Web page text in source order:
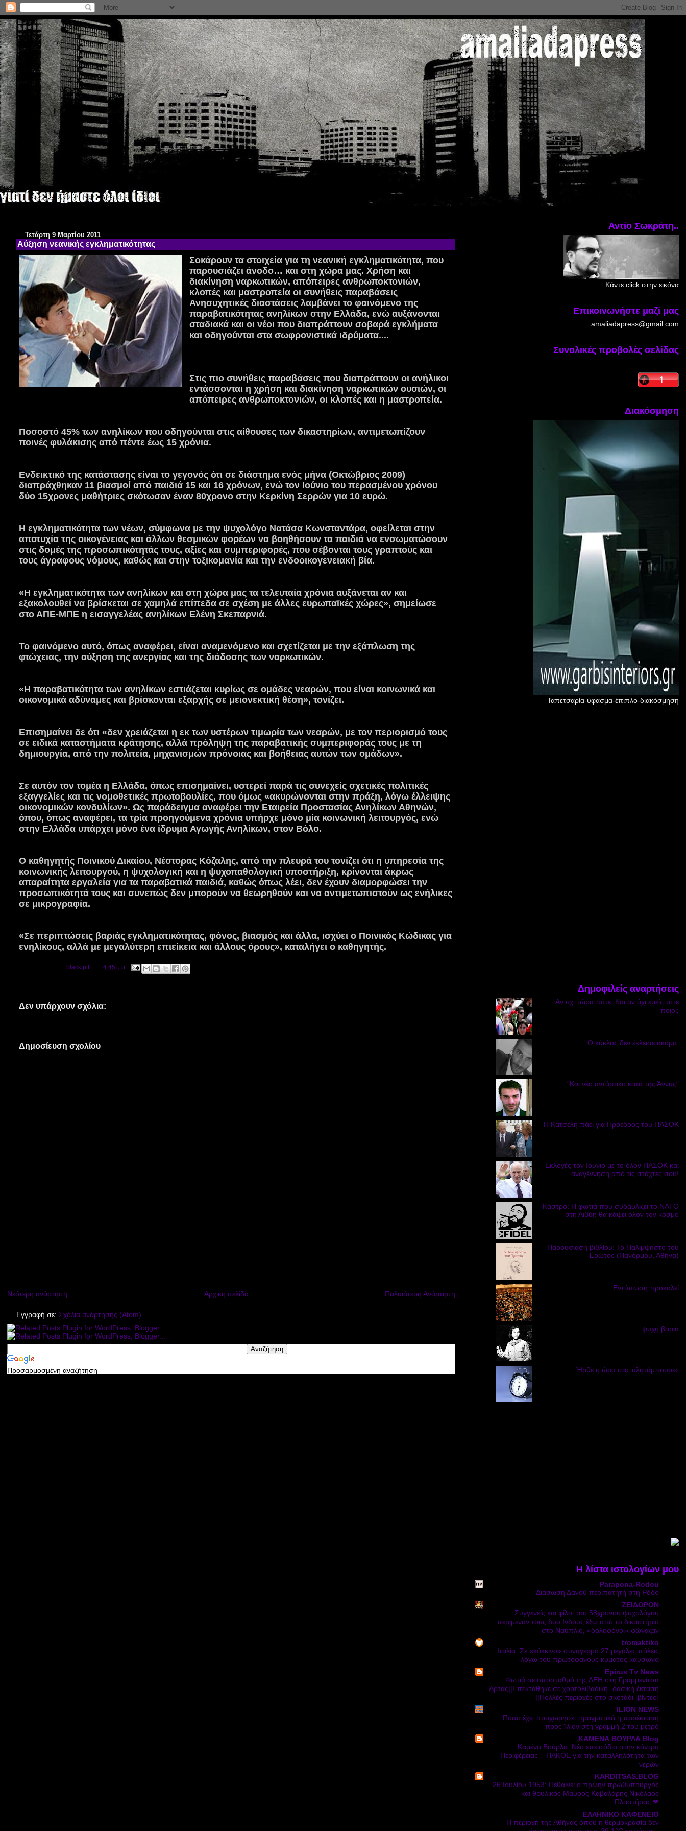
Τετάρτη 9 Μαρτίου 2011
Αύξηση νεανικής εγκληματικότητας
Σοκάρουν τα στοιχεία για τη νεανική εγκληματικότητα, που
παρουσιάζει άνοδο… και στη χώρα μας. Χρήση και
διακίνηση ναρκωτικών, απόπειρες ανθρωποκτονιών,
κλοπές και μαστροπεία οι συνήθεις παραβάσεις
Ανησυχητικές διαστάσεις λαμβάνει το φαινόμενο της
παραβατικότητας ανηλίκων στην Ελλάδα, ενώ αυξάνονται
σταδιακά και οι νέοι που διαπράττουν σοβαρά εγκλήματα
και οδηγούνται στα σωφρονιστικά ιδρύματα....
Στις πιο συνήθεις παραβάσεις που διαπράττουν οι ανήλικοι
εντάσσονται η χρήση και διακίνηση ναρκωτικών ουσιών, οι
απόπειρες ανθρωποκτονιών, οι κλοπές και η μαστροπεία.
Ποσοστό 45% των ανηλίκων που οδηγούνται στις αίθουσες των δικαστηρίων, αντιμετωπίζουν
ποινές φυλάκισης από πέντε έως 15 χρόνια.
Ενδεικτικό της κατάστασης είναι το γεγονός ότι σε διάστημα ενός μήνα (Οκτώβριος 2009)
διαπράχθηκαν 11 βιασμοί από παιδιά 15 και 16 χρόνων, ενώ τον Ιούνιο του περασμένου χρόνου
δύο 15χρονες μαθήτριες σκότωσαν έναν 80χρονο στην Κερκίνη Σερρών για 10 ευρώ.
Η εγκληματικότητα των νέων, σύμφωνα με την ψυχολόγο Νατάσα Κωνσταντάρα, οφείλεται στην
αποτυχία της οικογένειας και άλλων θεσμικών φορέων να βοηθήσουν τα παιδιά να ενσωματώσουν
στις δομές της προσωπικότητάς τους, αξίες και συμπεριφορές, που σέβονται τους γραπτούς και
τους άγραφους νόμους, καθώς και στην τοξικομανία και την ενδοοικογενειακή βία.
«Η εγκληματικότητα των ανηλίκων και στη χώρα μας τα τελευταία χρόνια αυξάνεται αν και
εξακολουθεί να βρίσκεται σε χαμηλά επίπεδα σε σχέση με άλλες ευρωπαϊκές χώρες», σημείωσε
στο ΑΠΕ-ΜΠΕ η εισαγγελέας ανηλίκων Ελένη Σκεπαρνιά.
Το φαινόμενο αυτό, όπως αναφέρει, είναι αναμενόμενο και σχετίζεται με την εξάπλωση της
φτώχειας, την αύξηση της ανεργίας και της διάδοσης των ναρκωτικών.
«Η παραβατικότητα των ανηλίκων εστιάζεται κυρίως σε ομάδες νεαρών, που είναι κοινωνικά και
οικονομικά αδύναμες και βρίσκονται εξαρχής σε μειονεκτική θέση», τονίζει.
Επισημαίνει δε ότι «δεν χρειάζεται η εκ των υστέρων τιμωρία των νεαρών, με τον περιορισμό τους
σε ειδικά καταστήματα κράτησης, αλλά πρόληψη της παραβατικής συμπεριφοράς τους με τη
δημιουργία, από την πολιτεία, μηχανισμών πρόνοιας και βοήθειας αυτών των ομάδων».
Σε αυτόν τον τομέα η Ελλάδα, όπως επισημαίνει, υστερεί παρά τις συνεχείς σχετικές πολιτικές
εξαγγελίες και τις νομοθετικές πρωτοβουλίες, που όμως «ακυρώνονται στην πράξη, λόγω έλλειψης
οικονομικών κονδυλίων». Ως παράδειγμα αναφέρει την Εταιρεία Προστασίας Ανηλίκων Αθηνών,
όπου, όπως αναφέρει, τα τρία προηγούμενα χρόνια υπήρχε μόνο μία κοινωνική λειτουργός, ενώ
στην Ελλάδα υπάρχει μόνο ένα ίδρυμα Αγωγής Ανηλίκων, στον Βόλο.
Ο καθηγητής Ποινικού Δικαίου, Νέστορας Κόζαλης, από την πλευρά του τονίζει ότι η υπηρεσία της
κοινωνικής λειτουργού, η ψυχολογική και η ψυχοπαθολογική υποστήριξη, κρίνονται άκρως
απαραίτητα εργαλεία για τα παραβατικά παιδιά, καθώς όπως λέει, δεν έχουν διαμορφώσει την
προσωπικότητά τους και συνεπώς δεν μπορούν να θεωρηθούν και να αντιμετωπιστούν ως ενήλικες
σε μικρογραφία.
«Σε περιπτώσεις βαριάς εγκληματικότητας, φόνος, βιασμός και άλλα, ισχύει ο Ποινικός Κώδικας για
ενηλίκους, αλλά με μεγαλύτερη επιείκεια και άλλους όρους», καταλήγει ο καθηγητής.
black pit 4:45 μ.μ.
Δεν υπάρχουν σχόλια:
Δημοσίευση σχολίου
Νεότερη ανάρτηση Παλαιότερη Ανάρτηση
Αρχική σελίδα
Εγγραφή σε: Σχόλια ανάρτησης (Atom)
Προσαρμοσμένη αναζήτηση
Αντίο Σωκράτη..
Κάντε click στην εικόνα
Επικοινωνήστε μαζί μας
amaliadapress@gmail.com
Συνολικές προβολές σελίδας
Διακόσμηση
Ταπετσαρία-ύφασμα-έπιπλο-διακόσμηση
Δημοφιλείς αναρτήσεις
Αν όχι τώρα,πότε; Και αν όχι εμείς τότε
ποιοι;
Ο κύκλος δεν έκλεισε ακόμα.
"Και νέο αντάρτικο κατά της Άννας"
Η Κατσέλη πάει για Πρόεδρος του ΠΑΣΟΚ
Εκλογές τον Ιούνιο με το όλον ΠΑΣΟΚ και
αναγέννηση από τις στάχτες σου!
Κάστρο: Η φωτιά που συδαυλίζει το ΝΑΤΟ
στη Λιβύη θα κάψει όλον τον κόσμο
Παρουσίαση βιβλίου: Το Παλίμψηστο του
Έρωτος (Πανόρμου, Αθήνα)
Εντύπωση προκαλεί
ψυχη βαριά
Ήρθε η ώρα σας αλητάμπουρες
Η λίστα ιστολογίων μου
Parapona-Rodou
Διάσωση Δανού περιπατητή στη Ρόδο
ΖΕΙΔΩΡΟΝ
Συγγενείς και φίλοι του 58χρονου ψυχολόγου
περίμεναν τους δύο Ινδούς έξω από το δικαστήριο
στο Ναύπλιο, «δολοφόνοι» φώναζαν
tromaktiko
Ιταλία: Σε «κόκκινο» συναγερμό 27 μεγάλες πόλεις
λόγω του πρωτοφανούς κύματος καύσωνα
Epirus Tv News
Φωτιά σε υποσταθμό της ΔΕΗ στη Γραμμενίτσα
Άρτας||Επεκτάθηκε σε χορτολιβαδική -δασική έκταση
||Πολλές περιοχές στο σκοτάδι [βίντεο]
ILION NEWS
Πόσο έχει προχωρήσει πραγματικά η προέκταση
προς Ίλιον στη γραμμή 2 του μετρό
ΚΑΜΕΝΑ ΒΟΥΡΛΑ Blog
Καμένα Βούρλα: Νέο επεισόδιο στην κόντρα
Περιφέρειας – ΠΑΚΟΕ για την καταλληλότητα των
νερών
KARDITSAS.BLOG
26 Ιουλίου 1953: Πεθαίνει ο πρώην πρωθυπουργός
και θρυλικός Μαύρος Καβαλάρης Νικόλαος
Πλαστήρας ❤
ΕΛΛΗΝΙΚΟ ΚΑΦΕΝΕΙΟ
Η περιοχή της Αθήνας όπου η θερμοκρασία δεν